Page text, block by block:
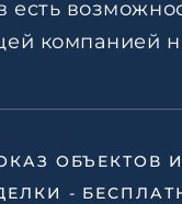
есть
компанией
ОБЪЕКТОВ И
-